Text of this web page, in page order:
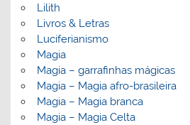
Lilith
Livros & Letras
Luciferianismo
Magia
Magia – garrafinhas mágicas
Magia – Magia afro-brasileira
Magia – Magia branca
Magia – Magia Celta